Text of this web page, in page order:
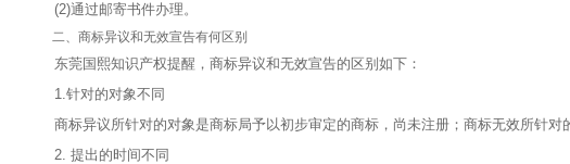
专利代理头部机构
(2)通过邮寄书件办理。
二、商标异议和无效宣告有何区别
东莞国熙知识产权提醒，商标异议和无效宣告的区别如下：
1.针对的对象不同
商标异议所针对的对象是商标局予以初步审定的商标，尚未注册；商标无效所针对
2. 提出的时间不同